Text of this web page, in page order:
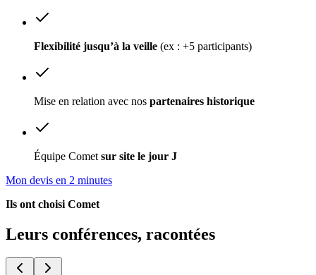
Flexibilité jusqu’à la veille (ex : +5 participants)
Mise en relation avec nos partenaires historique
Équipe Comet sur site le jour J
Mon devis en 2 minutes
Ils ont choisi Comet
Leurs conférences, racontées